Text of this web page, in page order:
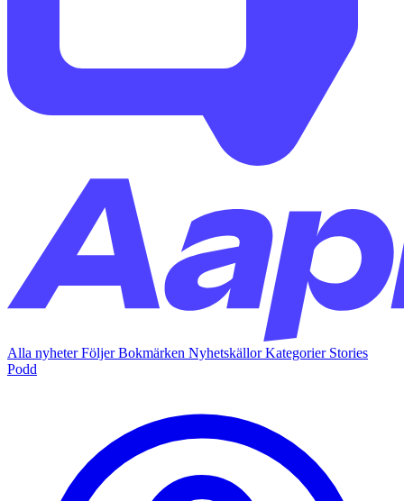
Alla nyheterFöljerBokmärken NyhetskällorKategorier Stories
Podd